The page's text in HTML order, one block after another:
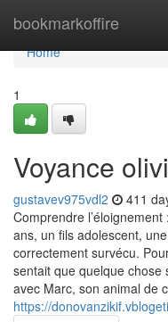
bookmarkoffire
Home
Home
1
Voyance
gustavev975vdl2 411
Comprendre
ans, un fils adolescent,
correctement survécu.
sentait que quelque chose
avec Marc, son animal de
https://